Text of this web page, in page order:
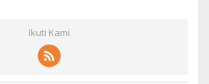
Ikuti Kami